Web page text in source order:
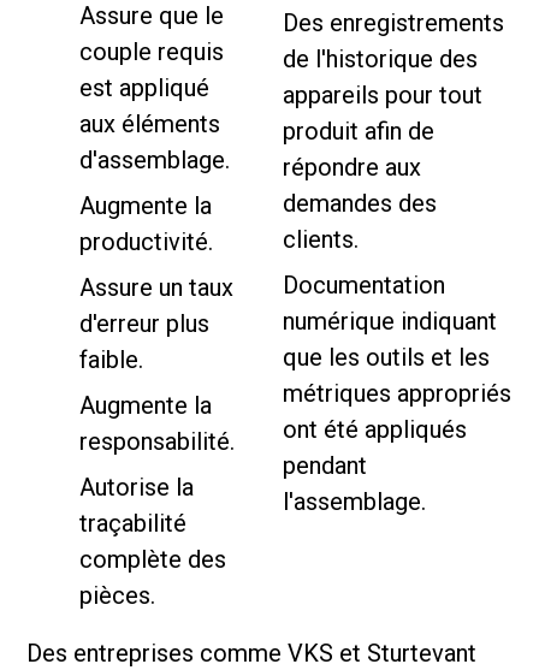
Assure que le
couple requis
est appliqué
aux éléments
d'assemblage.
Augmente la
productivité.
Assure un taux
d'erreur plus
faible.
Augmente la
responsabilité.
Autorise la
traçabilité
complète des
pièces.
Des enregistrements
de l'historique des
appareils pour tout
produit afin de
répondre aux
demandes des
clients.
Documentation
numérique indiquant
que les outils et les
métriques appropriés
ont été appliqués
pendant
l'assemblage.
Des entreprises comme VKS et Sturtevant